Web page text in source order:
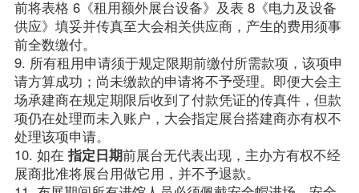
前将表格 6《租用额外展台设备》及表 8《电力及设备
供应》填妥并传真至大会相关供应商，产生的费用须事
前全数缴付。
9. 所有租用申请须于规定限期前缴付所需款项，该项申
请方算成功；尚未缴款的申请将不予受理。即便大会主
场承建商在规定期限后收到了付款凭证的传真件，但款
项仍在处理而未入账户，大会指定展台搭建商亦有权不
处理该项申请。
10. 如在 指定日期前展台无代表出现，主办方有权不经
展商批准将展台用做它用，并不予退款。